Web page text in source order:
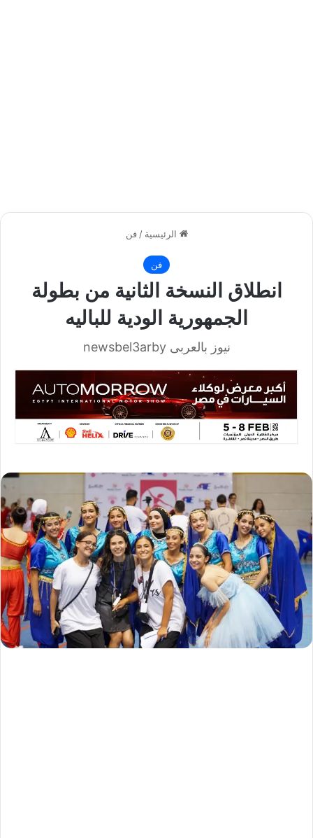
الرئيسية / فن
فن
انطلاق النسخة الثانية من بطولة
الجمهورية الودية للباليه
نيوز بالعربى newsbel3arby